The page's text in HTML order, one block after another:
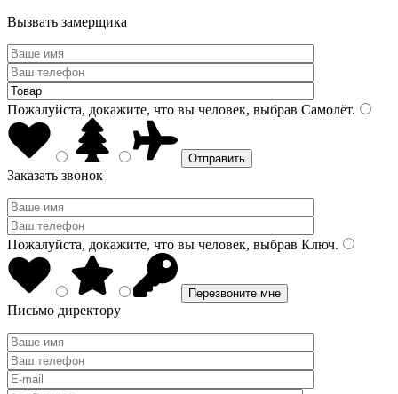
Вызвать замерщика
Пожалуйста, докажите, что вы человек, выбрав Самолёт.
Заказать звонок
Пожалуйста, докажите, что вы человек, выбрав Ключ.
Письмо директору